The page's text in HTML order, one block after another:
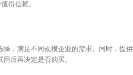
得信赖。
择，满足不同规模企业的需求。同时，提供
后再决定是否购买。